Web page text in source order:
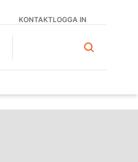
KONTAKTLOGGA IN